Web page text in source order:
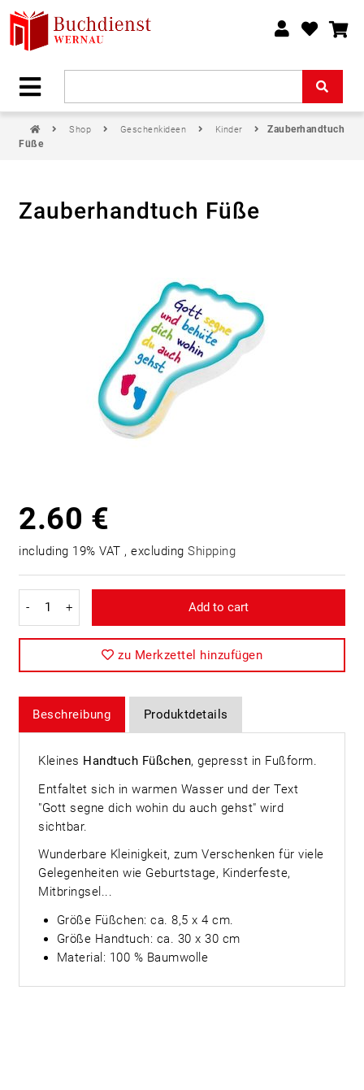
Shop Geschenkideen Kinder
Zauberhandtuch
Füße
Zauberhandtuch Füße
2.60 €
including 19% VAT , excluding Shipping
- + Add to cart
zu Merkzettel hinzufügen
Beschreibung Produktdetails
Kleines Handtuch Füßchen, gepresst in Fußform.
Entfaltet sich in warmen Wasser und der Text
"Gott segne dich wohin du auch gehst" wird
sichtbar.
Wunderbare Kleinigkeit, zum Verschenken für viele
Gelegenheiten wie Geburtstage, Kinderfeste,
Mitbringsel...
Größe Füßchen: ca. 8,5 x 4 cm.
Größe Handtuch: ca. 30 x 30 cm
Material: 100 % Baumwolle